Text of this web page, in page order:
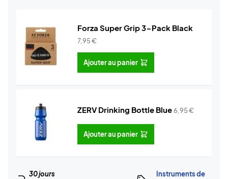
Forza Super Grip 3-Pack Black
7,95€
Ajouter au panier
ZERV Drinking Bottle Blue6,95€
Ajouter au panier
30 jours
Instruments de